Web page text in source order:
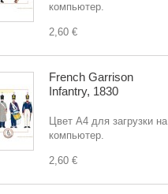
компьютер.
2,60 €
French Garrison
Infantry, 1830
Цвет A4 для загрузки на
компьютер.
2,60 €